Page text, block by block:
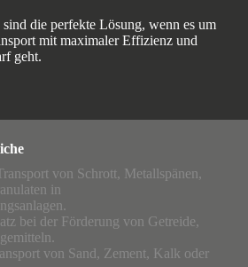
die perfekte Lösung, wenn es um
mit maximaler Effizienz und
geht.
von Schrott, Metallspänen,
in
bei der Förderung von Getreide,
von Sand, Zement, Kalk oder